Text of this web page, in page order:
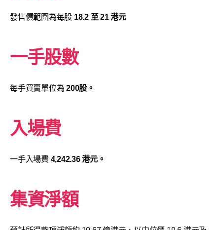
發售價範圍為每股 18.2 至 21 港元
一手股數
每手買賣單位為200股。
入場費
一手入場費 4,242.36 港元。
集資淨額